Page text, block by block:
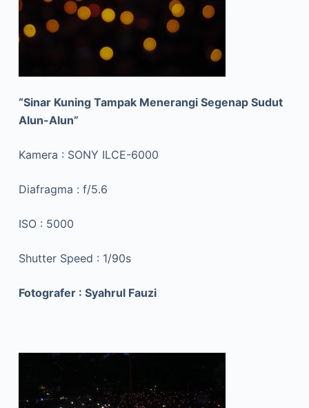
“Sinar Kuning Tampak Menerangi Segenap Sudut
Alun-Alun”
Kamera : SONY ILCE-6000
Diafragma : f/5.6
ISO : 5000
Shutter Speed : 1/90s
Fotografer : Syahrul Fauzi